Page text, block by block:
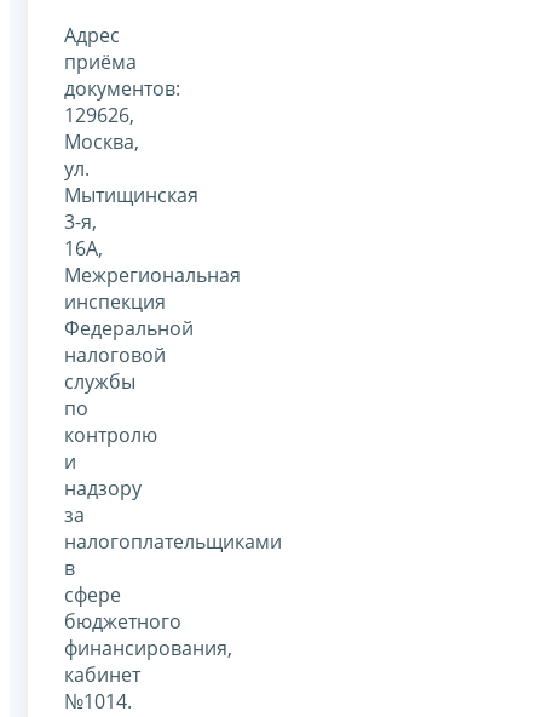
Адрес
приёма
документов:
129626,
Москва,
ул.
Мытищинская
3-я,
16А,
Межрегиональная
инспекция
Федеральной
налоговой
службы
по
контролю
и
надзору
за
налогоплательщиками
в
сфере
бюджетного
финансирования,
кабинет
№1014.